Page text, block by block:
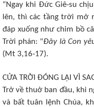
“Ngay khi Đức Giê-su
lên, thì các tầng trời mở
đáp xuống như chim bồ
Trời phán: "Đây là Con
(Mt 3,16-17).
CỬA TRỜI ĐÓNG LẠI VÌ
Trở về thuở ban đầu, khi
và bất tuân lệnh Chúa,